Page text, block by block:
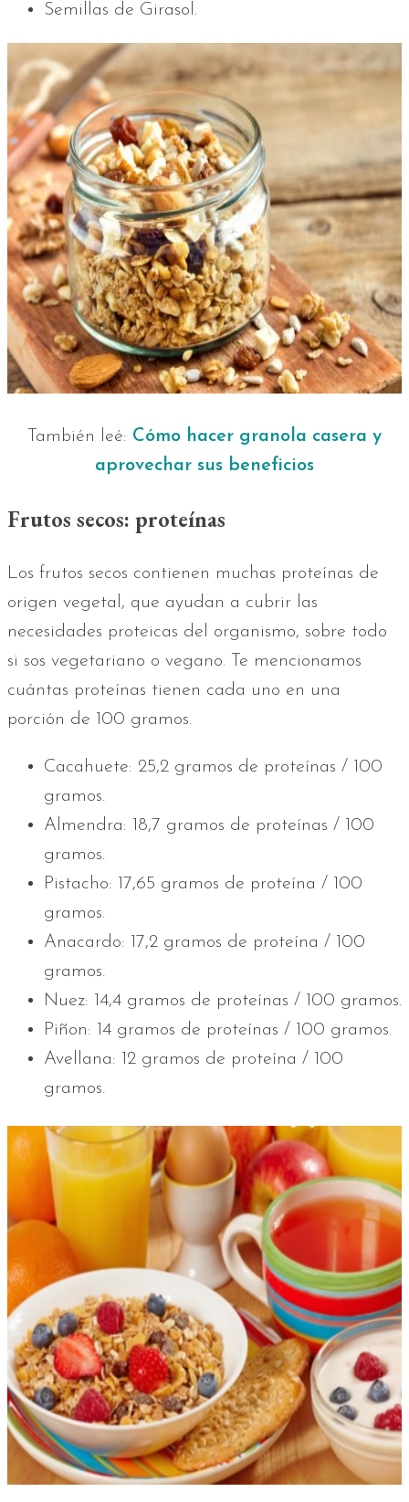
Semillas de Girasol.
También leé: Cómo hacer granola casera y
aprovechar sus beneficios
Frutos secos: proteínas
Los frutos secos contienen muchas proteínas de
origen vegetal, que ayudan a cubrir las
necesidades proteicas del organismo, sobre todo
si sos vegetariano o vegano. Te mencionamos
cuántas proteínas tienen cada uno en una
porción de 100 gramos.
Cacahuete: 25,2 gramos de proteínas / 100
gramos.
Almendra: 18,7 gramos de proteínas / 100
gramos.
Pistacho: 17,65 gramos de proteína / 100
gramos.
Anacardo: 17,2 gramos de proteína / 100
gramos.
Nuez: 14,4 gramos de proteínas / 100 gramos.
Piñon: 14 gramos de proteínas / 100 gramos.
Avellana: 12 gramos de proteína / 100
gramos.